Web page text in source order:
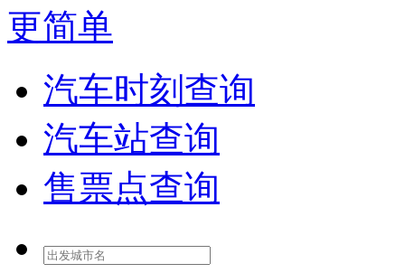
汽车时刻查询
汽车站查询
售票点查询